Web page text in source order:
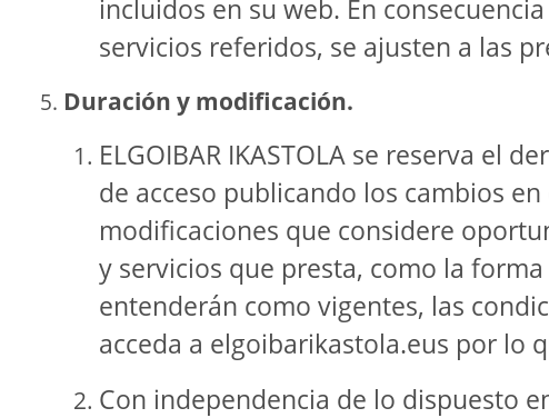
incluidos en su web. En
servicios referidos, se ajusten a las
Duración y modificación.
ELGOIBAR IKASTOLA se reserva el
de acceso publicando los cambios
modificaciones que considere
y servicios que presta, como la
entenderán como vigentes, las
acceda a elgoibarikastola.eus por lo
Con independencia de lo dispuesto